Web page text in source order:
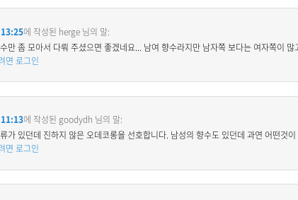
에 작성된 herge 님의 말:
만 좀 모아서 다뤄 주셨으면 좋겠네요... 남여 향수라지만 남자쪽 보다는 여자쪽이
면 로그인
에 작성된 goodydh 님의 말:
가 있던데 진하지 않은 오데코롱을 선호합니다. 남성의 향수도 있던데 과연 어떤것
면 로그인